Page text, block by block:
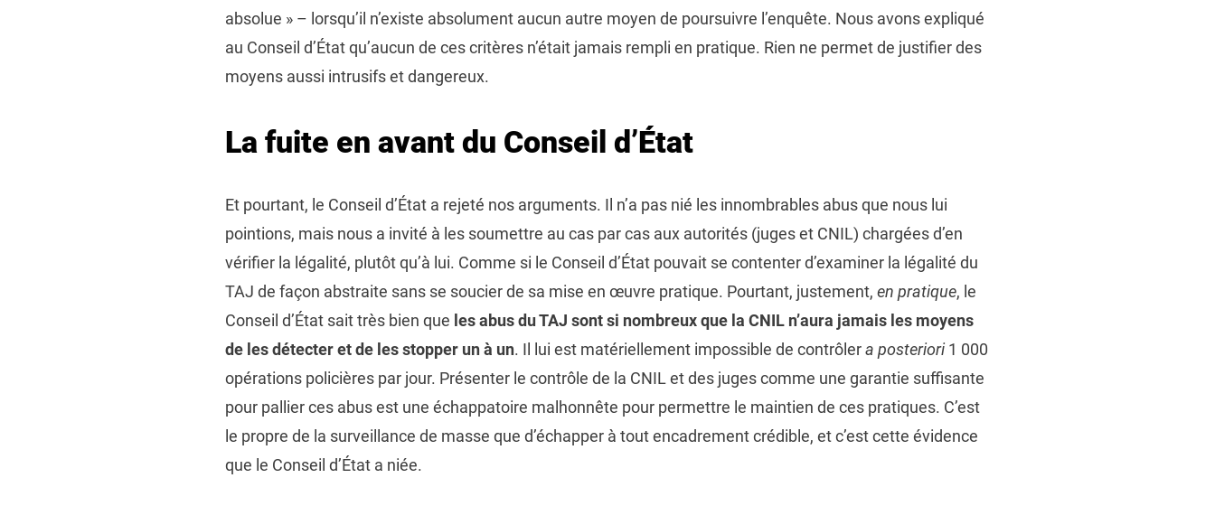
absolue » – lorsqu’il n’existe absolument aucun autre moyen de poursuivre l’enquête. Nous avons expliqué
au Conseil d’État qu’aucun de ces critères n’était jamais rempli en pratique. Rien ne permet de justifier des
moyens aussi intrusifs et dangereux.
La fuite en avant du Conseil d’État
Et pourtant, le Conseil d’État a rejeté nos arguments. Il n’a pas nié les innombrables abus que nous lui
pointions, mais nous a invité à les soumettre au cas par cas aux autorités (juges et CNIL) chargées d’en
vérifier la légalité, plutôt qu’à lui. Comme si le Conseil d’État pouvait se contenter d’examiner la légalité du
TAJ de façon abstraite sans se soucier de sa mise en œuvre pratique. Pourtant, justement, en pratique, le
Conseil d’État sait très bien que les abus du TAJ sont si nombreux que la CNIL n’aura jamais les moyens
de les détecter et de les stopper un à un. Il lui est matériellement impossible de contrôlera posteriori1 000
opérations policières par jour. Présenter le contrôle de la CNIL et des juges comme une garantie suffisante
pour pallier ces abus est une échappatoire malhonnête pour permettre le maintien de ces pratiques. C’est
le propre de la surveillance de masse que d’échapper à tout encadrement crédible, et c’est cette évidence
que le Conseil d’État a niée.